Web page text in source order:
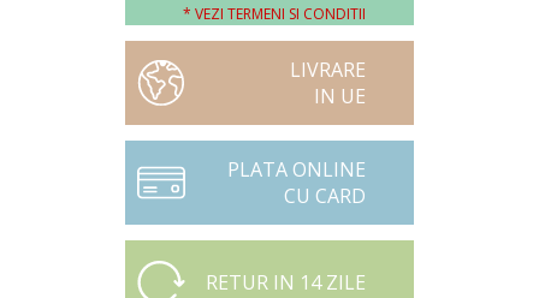
* VEZI TERMENI SI CONDITII
LIVRARE
IN UE
PLATA ONLINE
CU CARD
RETUR IN 14 ZILE